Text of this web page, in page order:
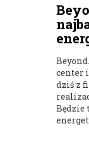
center
dziś z
Będzie